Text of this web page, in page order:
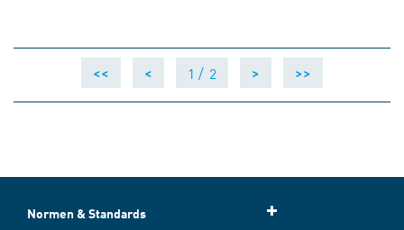
<< < 1 / 2 > >>
Normen & Standards